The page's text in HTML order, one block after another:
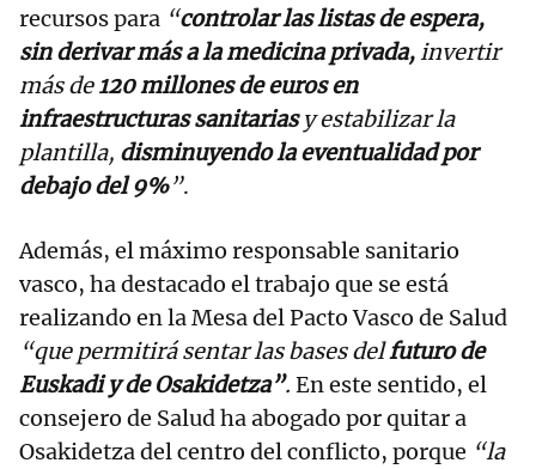
recursos para “controlar las listas de espera,
sin derivar más a la medicina privada,invertir
más de120 millones de euros en
infraestructuras sanitariasy estabilizar la
plantilla, disminuyendo la eventualidad por
debajo del 9%”.
Además, el máximo responsable sanitario
vasco, ha destacado el trabajo que se está
realizando en la Mesa del Pacto Vasco de Salud
“que permitirá sentar las bases delfuturo de
Euskadi y de Osakidetza”. En este sentido, el
consejero de Salud ha abogado por quitar a
Osakidetza del centro del conflicto, porque “la